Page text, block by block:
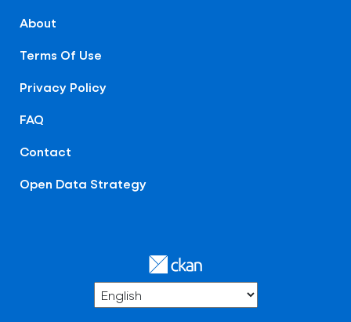
About
Terms Of Use
Privacy Policy
FAQ
Contact
Open Data Strategy